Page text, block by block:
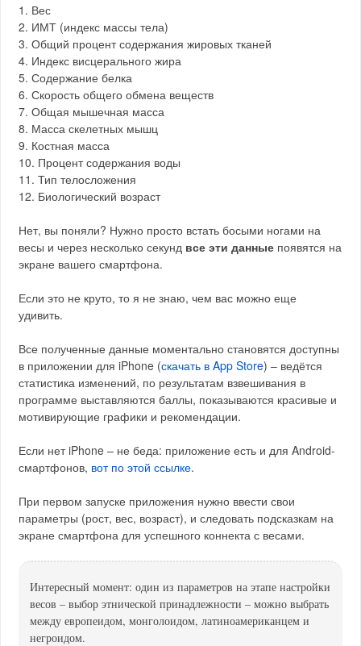
1. Вес
2. ИМТ (индекс массы тела)
3. Общий процент содержания жировых тканей
4. Индекс висцерального жира
5. Содержание белка
6. Скорость общего обмена веществ
7. Общая мышечная масса
8. Масса скелетных мышц
9. Костная масса
10. Процент содержания воды
11. Тип телосложения
12. Биологический возраст
Нет, вы поняли? Нужно просто встать босыми ногами на
весы и через несколько секунд все эти данные появятся на
экране вашего смартфона.
Если это не круто, то я не знаю, чем вас можно еще
удивить.
Все полученные данные моментально становятся доступны
в приложении для iPhone (скачать в App Store) – ведётся
статистика изменений, по результатам взвешивания в
программе выставляются баллы, показываются красивые и
мотивирующие графики и рекомендации.
Если нет iPhone – не беда: приложение есть и для Android-
смартфонов, вот по этой ссылке.
При первом запуске приложения нужно ввести свои
параметры (рост, вес, возраст), и следовать подсказкам на
экране смартфона для успешного коннекта с весами.
Интересный момент: один из параметров на этапе настройки
весов – выбор этнической принадлежности – можно выбрать
между европеидом, монголоидом, латиноамериканцем и
негроидом.